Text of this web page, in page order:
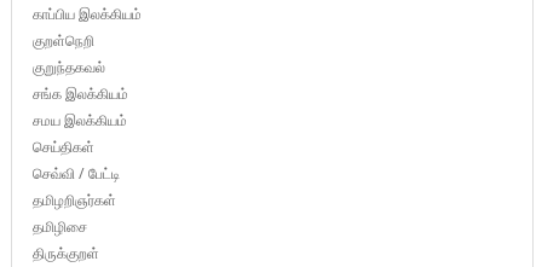
காப்பிய இலக்கியம்
குறள்நெறி
குறுந்தகவல்
சங்க இலக்கியம்
சமய இலக்கியம்
செய்திகள்
செவ்வி / பேட்டி
தமிழறிஞர்கள்
தமிழிசை
திருக்குறள்